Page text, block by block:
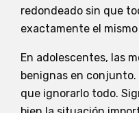
redondeado sin que
exactamente el
En adolescentes, las
benignas en conjunto.
que ignorarlo todo.